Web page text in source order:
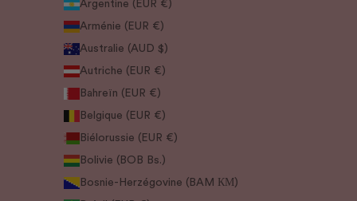
Argentine (EUR €)
Arménie (EUR €)
Australie (AUD $)
Autriche (EUR €)
Bahreïn (EUR €)
Belgique (EUR €)
Biélorussie (EUR €)
Bolivie (BOB Bs.)
Bosnie-Herzégovine (BAM КМ)